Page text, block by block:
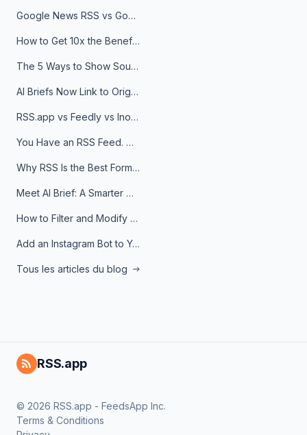
Google News RSS vs Google Alerts: Which Is Better for News Monitoring?
How to Get 10x the Benefits of Google Alerts
The 5 Ways to Show Sources in Your AI Brief, And When to Use Each
AI Briefs Now Link to Original Sources. Here's Why It Matters
RSS.app vs Feedly vs Inoreader: Which One Is Actually Right for You?
You Have an RSS Feed. Now What?
Why RSS Is the Best Format for AI Agents in 2026
Meet AI Brief: A Smarter Way to Stay on Top of Information
How to Filter and Modify RSS Feeds
Add an Instagram Bot to Your Telegram Channel, Group, or Topic
Tous les articles du blog
RSS.app
© 2026 RSS.app - FeedsApp Inc.
Terms & Conditions